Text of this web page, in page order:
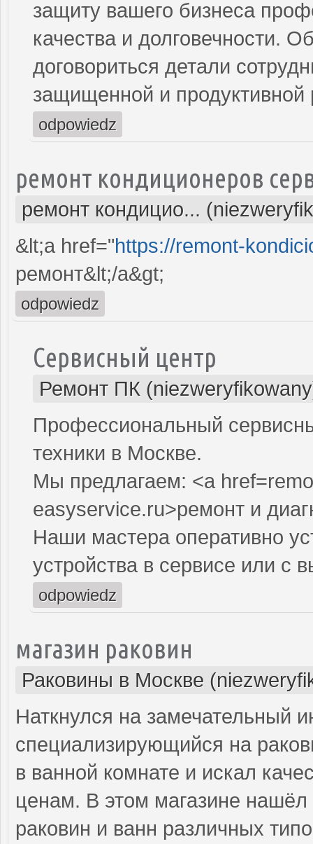
защиту вашего бизнеса
качества и долговечности.
договориться детали
защищенной и продуктивной
odpowiedz
ремонт кондиционеров
ремонт кондицио...
&lt;a href="https://remont-
ремонт&lt;/a&gt;
odpowiedz
Сервисный центр
Ремонт ПК
Профессиональный
техники в Москве.
Мы предлагаем: <a
easyservice.ru>ремонт и
Наши мастера оперативно
устройства в сервисе или с
odpowiedz
магазин раковин
Раковины в Москве
Наткнулся на замечательный
специализирующийся на
в ванной комнате и искал
ценам. В этом магазине
раковин и ванн различных